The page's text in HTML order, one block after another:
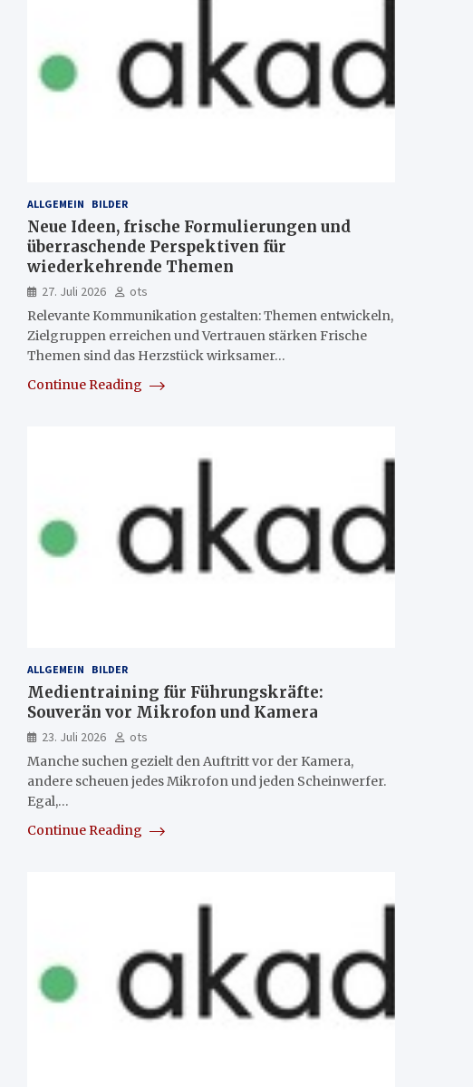
ALLGEMEIN BILDER
Neue Ideen, frische Formulierungen und
überraschende Perspektiven für
wiederkehrende Themen
27. Juli 2026
ots
Relevante Kommunikation gestalten: Themen entwickeln,
Zielgruppen erreichen und Vertrauen stärken Frische
Themen sind das Herzstück wirksamer…
Continue Reading
ALLGEMEIN BILDER
Medientraining für Führungskräfte:
Souverän vor Mikrofon und Kamera
23. Juli 2026
ots
Manche suchen gezielt den Auftritt vor der Kamera,
andere scheuen jedes Mikrofon und jeden Scheinwerfer.
Egal,…
Continue Reading